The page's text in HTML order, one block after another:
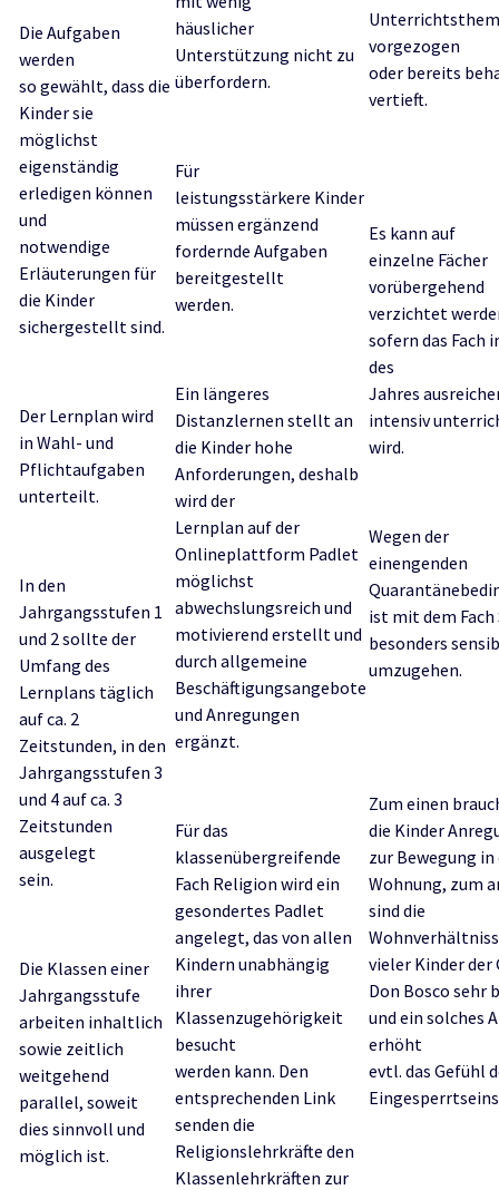
Die Aufgaben
werden
so gewählt, dass die
Kinder sie
möglichst
eigenständig
erledigen können
und
notwendige
Erläuterungen für
die Kinder
sichergestellt sind.
Der Lernplan wird
in Wahl- und
Pflichtaufgaben
unterteilt.
In den
Jahrgangsstufen 1
und 2 sollte der
Umfang des
Lernplans täglich
auf ca. 2
Zeitstunden, in den
Jahrgangsstufen 3
und 4 auf ca. 3
Zeitstunden
ausgelegt
sein.
Die Klassen einer
Jahrgangsstufe
arbeiten inhaltlich
sowie zeitlich
weitgehend
parallel, soweit
dies sinnvoll und
möglich ist.
häuslicher
Unterstützung nicht zu
überfordern.
Für
leistungsstärkere Kinder
müssen ergänzend
fordernde Aufgaben
bereitgestellt
werden.
Ein längeres
Distanzlernen stellt an
die Kinder hohe
Anforderungen, deshalb
wird der
Lernplan auf der
Onlineplattform Padlet
möglichst
abwechslungsreich und
motivierend erstellt und
durch allgemeine
Beschäftigungsangebote
und Anregungen
ergänzt.
Für das
klassenübergreifende
Fach Religion wird ein
gesondertes Padlet
angelegt, das von allen
Kindern unabhängig
ihrer
Klassenzugehörigkeit
besucht
werden kann. Den
entsprechenden Link
senden die
Religionslehrkräfte den
Klassenlehrkräften zur
vorgezogen
oder bereits
vertieft.
Es kann auf
einzelne Fächer
vorübergehend
verzichtet
sofern das Fach
des
Jahres
intensiv
wird.
Wegen der
einengenden
ist mit dem
besonders
umzugehen.
Zum einen
die Kinder
zur Bewegung in
Wohnung, zum
sind die
vieler Kinder der
Don Bosco sehr
und ein solches
erhöht
evtl. das Gefühl